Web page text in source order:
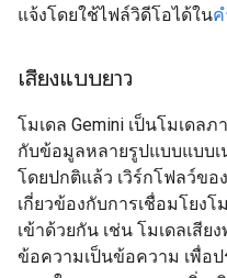
แจ้งโดยใช้ไฟล์วิดีโอได้ใน
เสียงแบบยาว
โมเดล Gemini เป็นโมเด
กับข้อมูลหลายรูปแบบแบบเ
โดยปกติแล้ว เวิร์กโฟลว์ข
เกี่ยวข้องกับการเชื่อมโยงโ
เข้าด้วยกัน เช่น โมเดลเสี
ข้อความเป็นข้อความ เพื่อป